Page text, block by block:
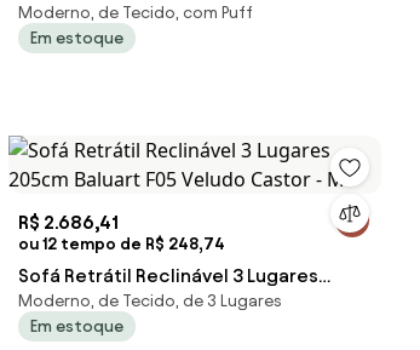
Siesta M22 Veludo Bege - Mpozenato
Moderno, de Tecido, com Puff
Em estoque
R$ 2.686,41
ou 12 tempo de R$ 248,74
Sofá Retrátil Reclinável 3 Lugares
205cm Baluart F05 Veludo Castor - M
Moderno, de Tecido, de 3 Lugares
Em estoque